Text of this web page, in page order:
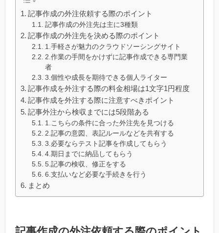
記事作成の外注依頼する際のポイント
記事作成の外注先は主に3種類
記事作成の外注先を決める際のポイント
1.手軽さが魅力のクラウドソーシングサイト
2.作業の手間をかけずに記事作成できる専門業
者
3.個性や成長を期待できる個人ライター
記事作成を外注する際の料金相場は1文字1円程度
記事作成を外注する際に注意すべきポイント
記事外注から検収までには5段階ある
1.こちらの条件に合った外注先を見つける
2.記事の意図、表記ルールなどを共有する
3.必要ならテスト記事を作成してもらう
4.期日までに納品してもらう
5.記事の検収、修正をする
6.支払いなど必要な手続きを行う
まとめ